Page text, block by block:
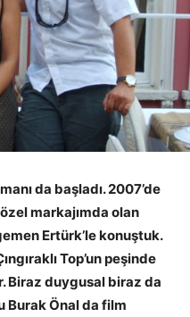
da başladı. 2007’de
markajımda olan
Ertürk’le konuştuk.
Top’un peşinde
Biraz duygusal biraz da
Burak Önal da film